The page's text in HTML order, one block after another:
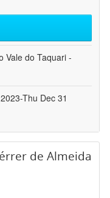
Vale do Taquari -
Thu Dec 31
de Almeida